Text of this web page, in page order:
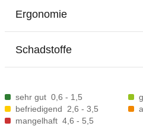
Ergonomie
Schadstoffe
sehr gut 0,6 - 1,5
befriedigend
2,6 - 3,5
mangelhaft 4,6 - 5,5